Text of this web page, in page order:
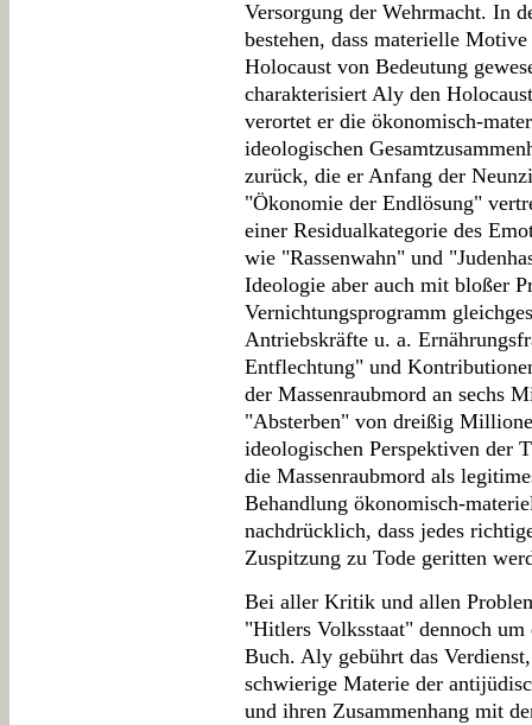
Versorgung der Wehrmacht. In
bestehen, dass materielle
Holocaust von Bedeutung
charakterisiert Aly den
verortet er die ökonomisch-
ideologischen
zurück, die er Anfang der
"Ökonomie der Endlösung"
einer Residualkategorie des
wie "Rassenwahn" und
Ideologie aber auch mit bloßer
Vernichtungsprogramm
Antriebskräfte u. a.
Entflechtung" und
der Massenraubmord an sechs
"Absterben" von dreißig
ideologischen Perspektiven der
die Massenraubmord als
Behandlung ökonomisch-
nachdrücklich, dass jedes
Zuspitzung zu Tode geritten
Bei aller Kritik und allen
"Hitlers Volksstaat" dennoch
Buch. Aly gebührt das
schwierige Materie der
und ihren Zusammenhang mit